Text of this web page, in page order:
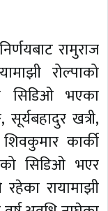
रामुराज
रोल्पाको
सिडिओ भएका
खत्री,
कार्की
सिडिओ भएर
रायामाझी